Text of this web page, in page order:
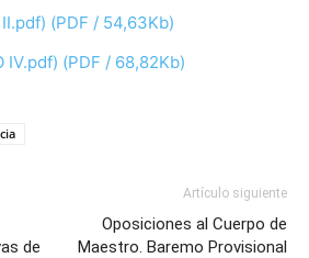
II.pdf) (PDF / 54,63Kb)
IV.pdf) (PDF / 68,82Kb)
de
Artículo siguiente
Oposiciones al Cuerpo de
Maestro. Baremo Provisional